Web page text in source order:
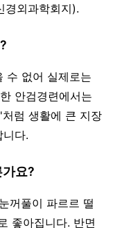
경외과학회지).
수 없어 실제로는
안검경련에서는
럼 생활에 큰 지장
다.
요?
꺼풀이 파르르 떨
좋아집니다. 반면